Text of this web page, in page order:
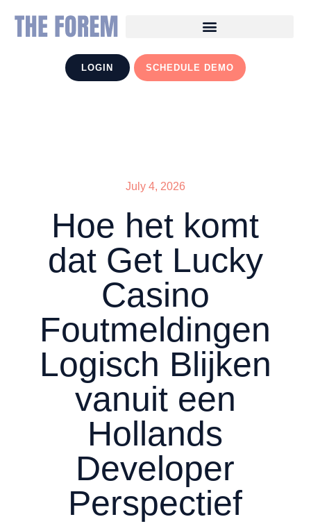
LOGIN SCHEDULE DEMO
July 4, 2026
Hoe het komt
dat Get Lucky
Casino
Foutmeldingen
Logisch Blijken
vanuit een
Hollands
Developer
Perspectief